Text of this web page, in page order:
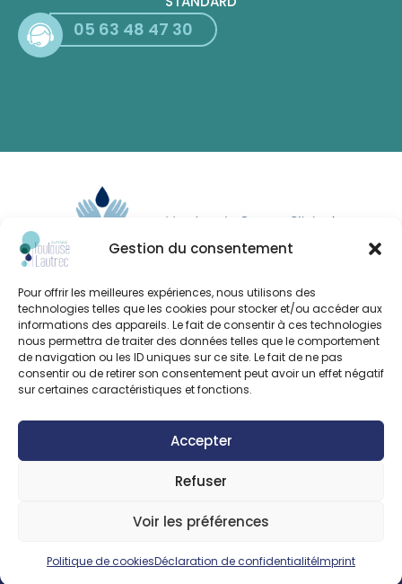
Gestion du consentement
Pour offrir les meilleures expériences, nous utilisons des
technologies telles que les cookies pour stocker et/ou accéder aux
informations des appareils. Le fait de consentir à ces technologies
nous permettra de traiter des données telles que le comportement
de navigation ou les ID uniques sur ce site. Le fait de ne pas
consentir ou de retirer son consentement peut avoir un effet négatif
sur certaines caractéristiques et fonctions.
Accepter
Refuser
Voir les préférences
Politique de cookiesDéclaration de confidentialitéImprint
05 63 48 47 30